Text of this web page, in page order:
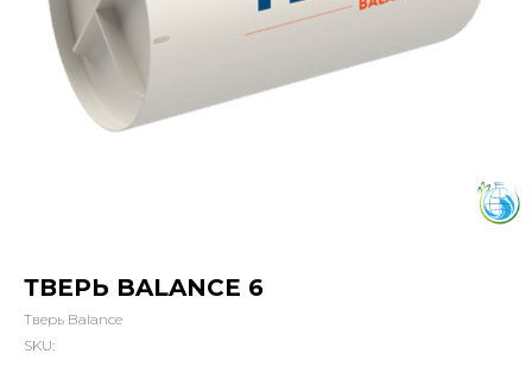
ТВЕРЬ BALANCE 6
Тверь Balance
SKU: